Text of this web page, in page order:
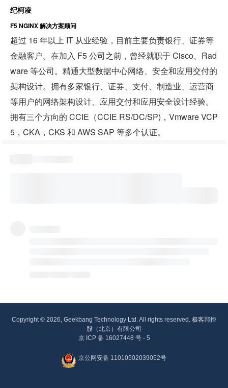
纪柯凌
F5 NGINX 解决方案顾问
超过 16 年以上 IT 从业经验，目前主要负责银行、证券等
金融客户。在加入 F5 公司之前，曾经就职于 Cisco、Rad
ware 等公司。精通大型数据中心网络、安全和应用交付的
架构设计。拥有多家银行、证券、支付、制造业、运营商
等用户的网络架构设计、应用交付和应用安全设计经验。
拥有三个方向的 CCIE（CCIE RS/DC/SP)，Vmware VCP
5，CKA，CKS 和 AWS SAP 等多个认证。
Copyright © 2026, Geekbang Technology Ltd. All rights reserved. 极客邦控
股（北京）有限公司
京 ICP 备 16027448 号 - 5
京公网安备 11010502039052号